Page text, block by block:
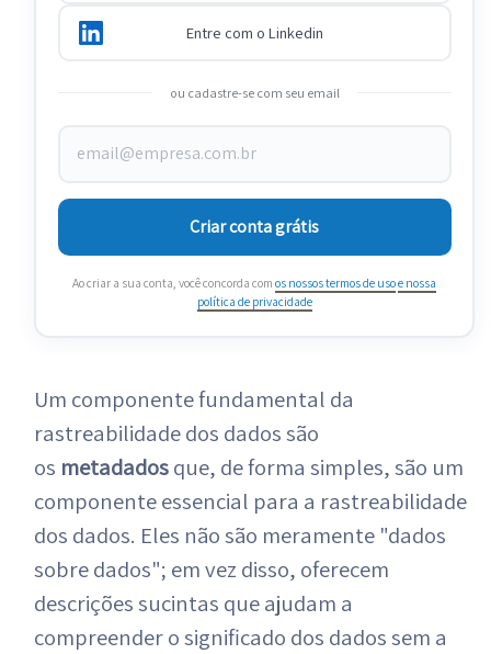
Entre com o Linkedin
ou cadastre-se com seu email
Criar conta grátis
Ao criar a sua conta, você concorda com os nossos termos de usoe nossa
política de privacidade
Um componente fundamental da
rastreabilidade dos dados são
os metadadosque, de forma simples, são um
componente essencial para a rastreabilidade
dos dados. Eles não são meramente "dados
sobre dados"; em vez disso, oferecem
descrições sucintas que ajudam a
compreender o significado dos dados sem a